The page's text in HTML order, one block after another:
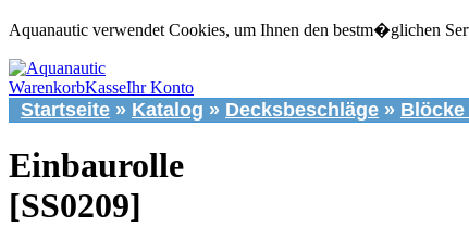
Aquanautic verwendet Cookies, um Ihnen den bestm�glichen
WarenkorbKasseIhr Konto
Startseite » Katalog » Decksbeschläge »
Einbaurolle
[SS0209]